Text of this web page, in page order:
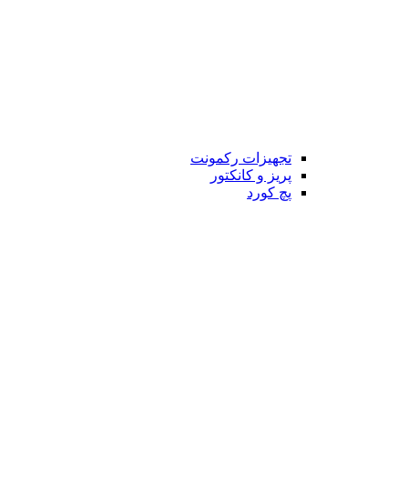
تجهیزات رکمونت
پریز و کانکتور
پچ کورد